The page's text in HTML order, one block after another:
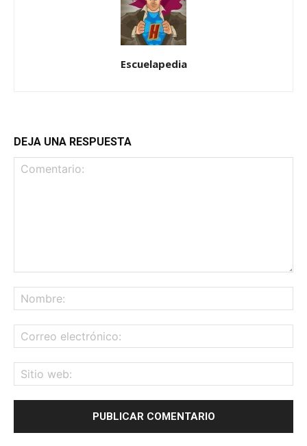
Escuelapedia
DEJA UNA RESPUESTA